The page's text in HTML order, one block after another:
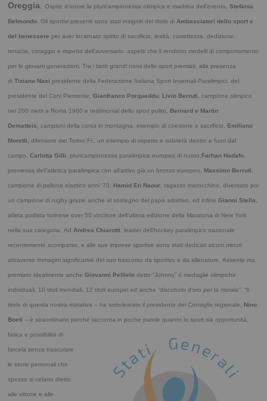
Oreggia.Ospite d’onore la pluricampionessa olimpica e madrina dell’evento,Stefania
Belmondo.Gli sportivi presenti sono stati insigniti del titolo diAmbasciatori dello sport e
del benessere per aver incarnato spirito di sacrificio, lealtà, correttezza, dedizione,
tenacia, coraggio e rispetto dell’avversario: aspetti che li rendono modelli di comportamento
per le giovani generazioni.Tra i tanti grandi nomi dello sport premiati, alla presenza
diTiziana Nasi presidente della Federazione Italiana Sport Invernali Paralimpici, del
presidente del Coni Piemonte,Gianfranco Porqueddu: Livio Berruti, campione olimpico
nei 200 metri a Roma 1960 e testimonial dello sport pulito, Bernard e Martin
Dematteis, campioni della corsa in montagna, esempio di coesione e sacrificio, Emiliano
Moretti, difensore del Torino Fc, un esempio di rispetto e sobrietà dentro e fuori dal
campo,Carlotta Gilli, pluricampionessa paralimpica europea di nuoto, Farhan Hadafo,
promessa dell’atletica paralimpica con all’attivo già un bronzo europeo, Massimo Berruti,
campione di pallone elastico anni ‘70, Hamid En Naour, ragazzo marocchino, diventato poi
un campione di rugby grazie anche al sostegno del papà adottivo, ed infineGianni Stella,
atleta podista torinese over 50 vincitore dell’ultima edizione della Maratona di New York
nella sua categoria.AdAndrea Chiarotti, leader dell’hockey paralimpico nazionale
recentemente scomparso, e alle sue imprese sportive sono stati dedicati alcuni minuti
attraverso immagini significative del suo trascorso da sportivo e da allenatore.Assente ma
premiato idealmente ancheGiovanni Pellielo detto “Johnny” 4 medaglie olimpiche
individuali, 10 titoli mondiali, 12 titoli europei ed anche “discobolo d’oro per la morale”.“Il
titolo di questa nostra iniziativa – ha sottolineato il presidente del Consiglio regionale, Nino
Boeti – è straordinario perché racconta in poche parole quanto lo sport siaopportunità,
fatica e possibilità di
farcela senza trascurare
le storie personali che
spesso si celano dietro
alle vittorie e alle